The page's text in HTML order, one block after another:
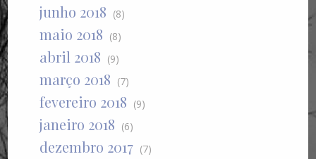
junho 2018 (8)
maio 2018 (8)
abril 2018 (9)
março 2018 (7)
fevereiro 2018 (9)
janeiro 2018 (6)
dezembro 2017 (7)